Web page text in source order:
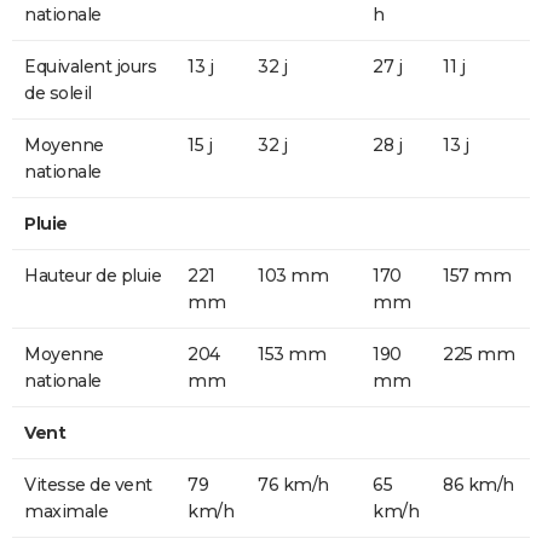
nationale
h
Equivalent jours
de soleil
13 j 32 j 27 j 11 j
Moyenne
nationale
15 j 32 j 28 j 13 j
Pluie
Hauteur de pluie
221
mm
103 mm
170
mm
157 mm
Moyenne
nationale
204
mm
153 mm
190
mm
225 mm
Vent
Vitesse de vent
maximale
79
km/h
76 km/h
65
km/h
86 km/h